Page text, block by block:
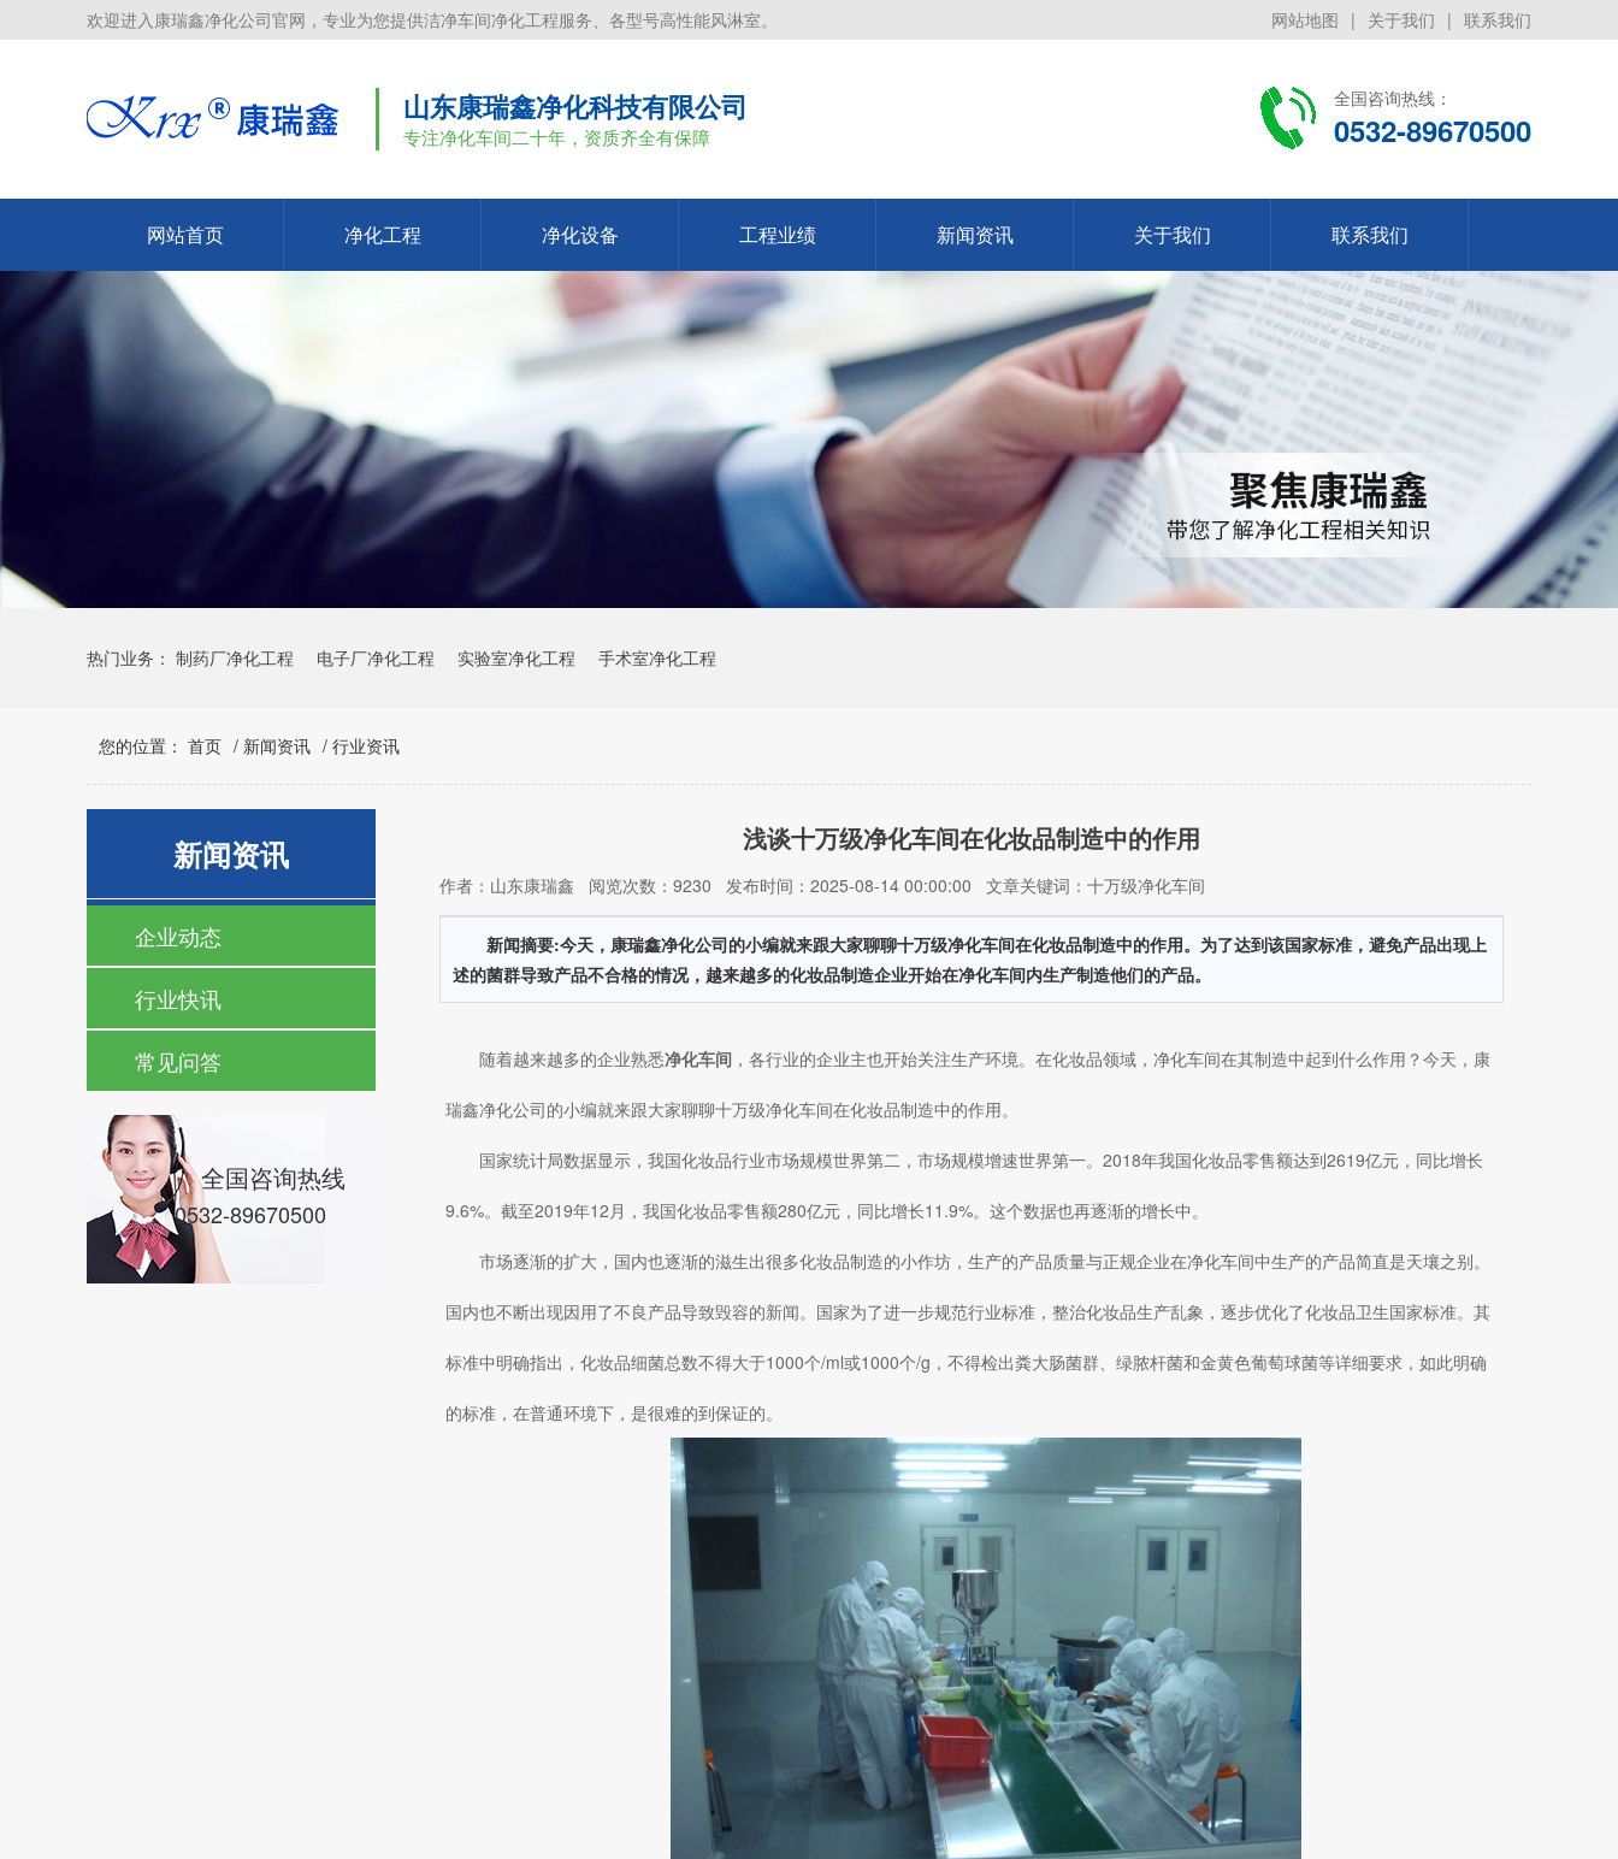
网站地图 | 关于我们 | 联系我们
欢迎进入康瑞鑫净化公司官网，专业为您提供洁净车间净化工程服务、各型号高性能风淋室。
山东康瑞鑫净化科技有限公司
专注净化车间二十年，资质齐全有保障
全国咨询热线：
0532-89670500
网站首页 净化工程 净化设备 工程业绩 新闻资讯 关于我们 联系我们
热门业务： 制药厂净化工程 电子厂净化工程 实验室净化工程 手术室净化工程
您的位置： 首页 / 新闻资讯 / 行业资讯
新闻资讯
企业动态
行业快讯
常见问答
全国咨询热线
0532-89670500
浅谈十万级净化车间在化妆品制造中的作用
作者：山东康瑞鑫 阅览次数：9230 发布时间：2025-08-14 00:00:00 文章关键词：十万级净化车间
新闻摘要:今天，康瑞鑫净化公司的小编就来跟大家聊聊十万级净化车间在化妆品制造中的作用。为了达到该国家标准，避免产品出现上
述的菌群导致产品不合格的情况，越来越多的化妆品制造企业开始在净化车间内生产制造他们的产品。
随着越来越多的企业熟悉净化车间 ，各行业的企业主也开始关注生产环境。在化妆品领域，净化车间在其制造中起到什么作用？今天，康
瑞鑫净化公司的小编就来跟大家聊聊十万级净化车间在化妆品制造中的作用。
国家统计局数据显示，我国化妆品行业市场规模世界第二，市场规模增速世界第一。2018年我国化妆品零售额达到2619亿元，同比增长
9.6%。截至2019年12月，我国化妆品零售额280亿元，同比增长11.9%。这个数据也再逐渐的增长中。
市场逐渐的扩大，国内也逐渐的滋生出很多化妆品制造的小作坊，生产的产品质量与正规企业在净化车间中生产的产品简直是天壤之别。
国内也不断出现因用了不良产品导致毁容的新闻。国家为了进一步规范行业标准，整治化妆品生产乱象，逐步优化了化妆品卫生国家标准。其
标准中明确指出，化妆品细菌总数不得大于1000个/ml或1000个/g，不得检出粪大肠菌群、绿脓杆菌和金黄色葡萄球菌等详细要求，如此明确
的标准，在普通环境下，是很难的到保证的。